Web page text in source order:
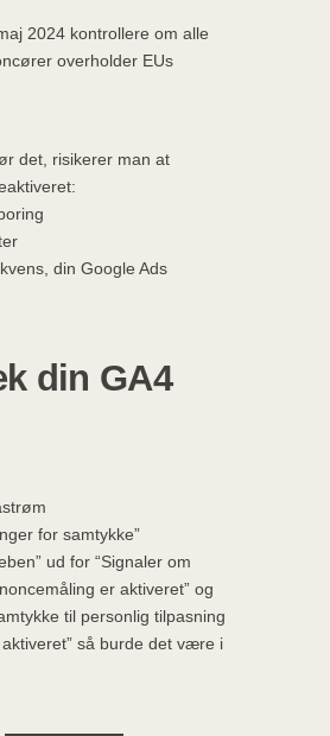
2024 kontrollere om alle
overholder EUs
det, risikerer man at
din Google Ads
din GA4
for samtykke”
ud for “Signaler om
er aktiveret” og
til personlig tilpasning
så burde det være i